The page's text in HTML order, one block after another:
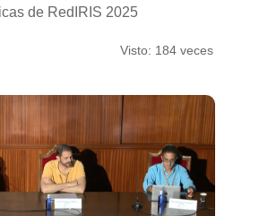
de RedIRIS 2025
Visto: 184 veces